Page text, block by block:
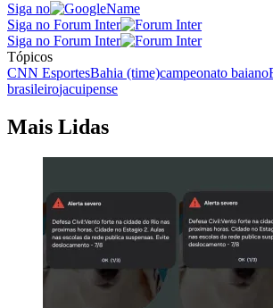
Siga no
Siga no Forum Inter
Siga no Forum Inter
Tópicos
CNN EsportesBahia (time)campeonato baiano
brasileirojacuipense
Mais Lidas